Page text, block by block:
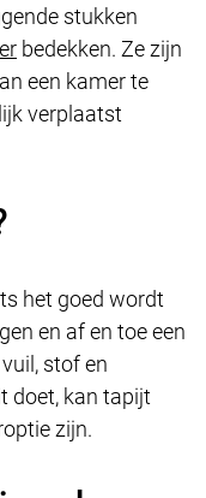
stukken
bedekken. Ze zijn
een kamer te
verplaatst
het goed wordt
en af en toe een
stof en
doet, kan tapijt
zijn.